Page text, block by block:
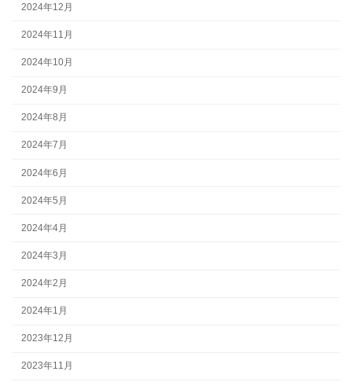
2024年12月
2024年11月
2024年10月
2024年9月
2024年8月
2024年7月
2024年6月
2024年5月
2024年4月
2024年3月
2024年2月
2024年1月
2023年12月
2023年11月